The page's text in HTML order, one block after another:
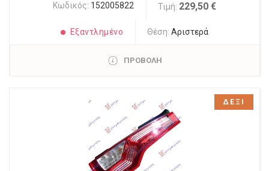
Κωδικός: 152005822 Τιμή: 229,50 €
Εξαντλημένο Θέση:Αριστερά
ΠΡΟΒΟΛΗ
ΔΕΞΙ